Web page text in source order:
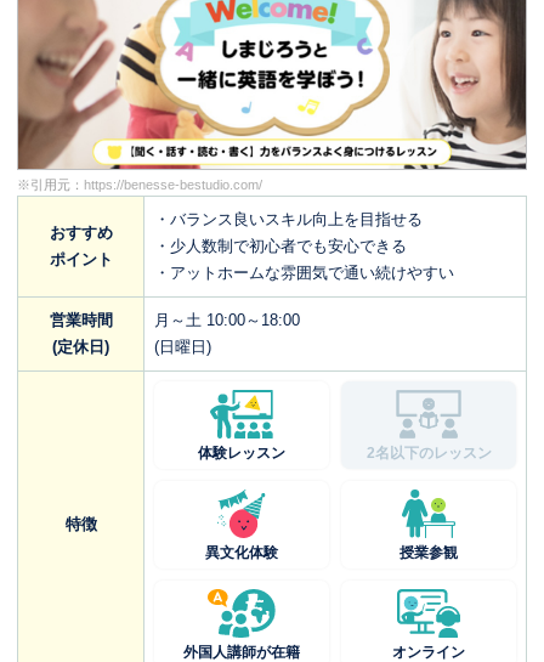
※引用元： https://benesse-bestudio.com/
おすすめ
ポイント
・バランス良いスキル向上を目指せる
・少人数制で初心者でも安心できる
・アットホームな雰囲気で通い続けやすい
営業時間
(定休日)
月～土 10:00～18:00
(日曜日)
特徴
体験レッスン 2名以下のレッスン
異文化体験 授業参観
外国人講師が在籍 オンライン